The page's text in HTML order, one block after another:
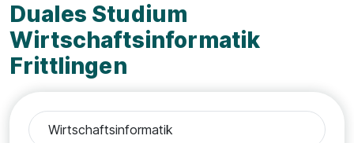
Duales Studium
Wirtschaftsinformatik
Frittlingen